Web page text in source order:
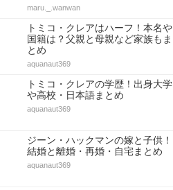
maru._.wanwan
トミコ・クレアはハーフ！本名や
国籍は？父親と母親など家族もま
とめ
aquanaut369
トミコ・クレアの学歴！出身大学
や高校・日本語まとめ
aquanaut369
ジーン・ハックマンの嫁と子供！
結婚と離婚・再婚・自宅まとめ
aquanaut369